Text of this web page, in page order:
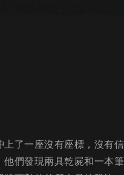
了一座沒有座標，沒有信
們發現兩具乾屍和一本